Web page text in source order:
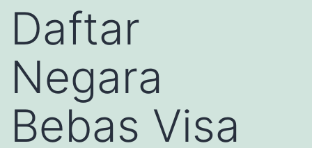
Daftar
Negara
Bebas Visa